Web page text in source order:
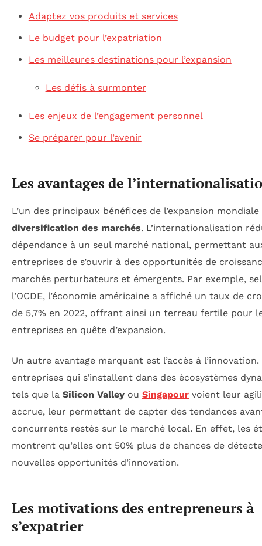
Adaptez vos produits et services
Le budget pour l’expatriation
Les meilleures destinations pour l’expansion
Les défis à surmonter
Les enjeux de l’engagement personnel
Se préparer pour l’avenir
Les avantages de
L’un des principaux bénéfices de l’expansion
diversification des marchés. L’internationalisation
dépendance à un seul marché national, permettant
entreprises de s’ouvrir à des opportunités de
marchés perturbateurs et émergents. Par exemple,
l’OCDE, l’économie américaine a affiché un taux de
de 5,7% en 2022, offrant ainsi un terreau fertile pour
entreprises en quête d’expansion.
Un autre avantage marquant est l’accès à l’innovation.
entreprises qui s’installent dans des écosystèmes
tels que la Silicon Valley ou Singapour voient leur
accrue, leur permettant de capter des tendances
concurrents restés sur le marché local. En effet, les
montrent qu’elles ont 50% plus de chances de
nouvelles opportunités d’innovation.
Les motivations des entrepreneurs à
s’expatrier